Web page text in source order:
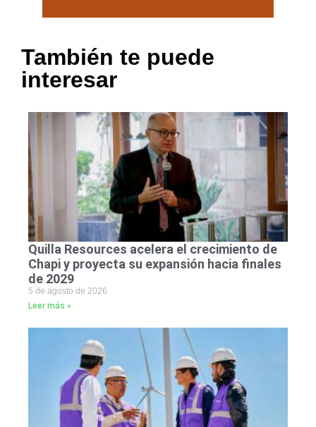
También te puede
interesar
Quilla Resources acelera el crecimiento de
Chapi y proyecta su expansión hacia finales
de 2029
5 de agosto de 2026
Leer más »